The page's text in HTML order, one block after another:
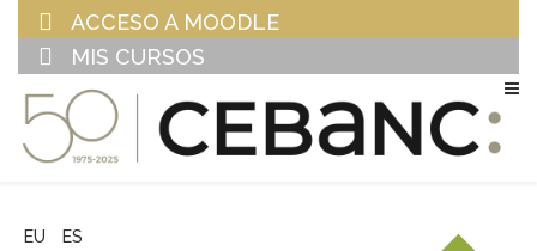
ACCESO A MOODLE
MIS CURSOS
EU ES